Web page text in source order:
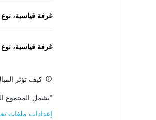
غرفة قياسية،
غرفة قياسية،
كيف تؤثر
*يشمل المجموع
إعدادات ملفات